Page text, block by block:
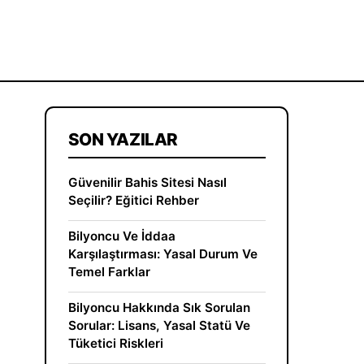
SON YAZILAR
Güvenilir Bahis Sitesi Nasıl
Seçilir? Eğitici Rehber
Bilyoncu Ve İddaa
Karşılaştırması: Yasal Durum Ve
Temel Farklar
Bilyoncu Hakkında Sık Sorulan
Sorular: Lisans, Yasal Statü Ve
Tüketici Riskleri